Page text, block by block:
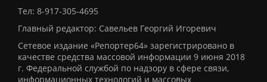
Тел: 8-917-305-4695
Главный редактор: Савельев Георгий Игоревич
Сетевое издание «Репортер64» зарегистрировано в
качестве средства массовой информации 9 июня 2018
г. Федеральной службой по надзору в сфере связи,
информационных технологий и массовых